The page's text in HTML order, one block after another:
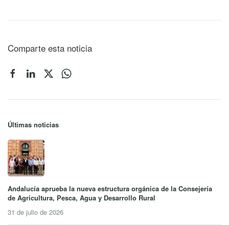
Comparte esta noticia
Últimas noticias
Andalucía aprueba la nueva estructura orgánica de la Consejería
de Agricultura, Pesca, Agua y Desarrollo Rural
31 de julio de 2026